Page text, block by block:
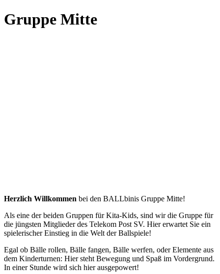
Gruppe Mitte
Herzlich Willkommen bei den BALLbinis Gruppe Mitte!
Als eine der beiden Gruppen für Kita-Kids, sind wir die Gruppe für
die jüngsten Mitglieder des Telekom Post SV. Hier erwartet Sie ein
spielerischer Einstieg in die Welt der Ballspiele!
Egal ob Bälle rollen, Bälle fangen, Bälle werfen, oder Elemente aus
dem Kinderturnen: Hier steht Bewegung und Spaß im Vordergrund.
In einer Stunde wird sich hier ausgepowert!